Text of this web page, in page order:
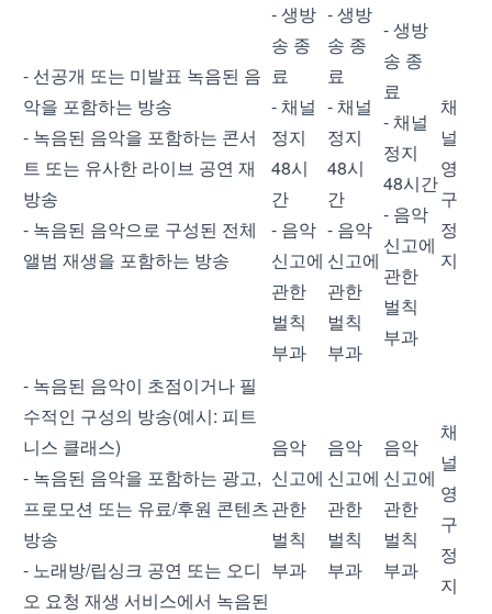
- 선공개 또는 미발표 녹음된 음
악을 포함하는 방송
- 녹음된 음악을 포함하는 콘서
트 또는 유사한 라이브 공연 재
방송
- 녹음된 음악으로 구성된 전체
앨범 재생을 포함하는 방송
- 생방
송 종
료
- 채널
정지
48시
간
- 음악
신고에
관한
벌칙
부과
- 생방
송 종
료
- 채널
정지
48시
간
- 음악
신고에
관한
벌칙
부과
- 생방
송 종
료
- 채널
정지
48시간
- 음악
신고에
관한
벌칙
부과
채
널
영
구
정
지
- 녹음된 음악이 초점이거나 필
수적인 구성의 방송(예시: 피트
니스 클래스)
- 녹음된 음악을 포함하는 광고,
프로모션 또는 유료/후원 콘텐츠
방송
- 노래방/립싱크 공연 또는 오디
오 요청 재생 서비스에서 녹음된
음악
신고에
관한
벌칙
부과
음악
신고에
관한
벌칙
부과
음악
신고에
관한
벌칙
부과
채
널
영
구
정
지